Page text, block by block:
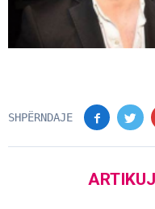
SHPËRNDAJE